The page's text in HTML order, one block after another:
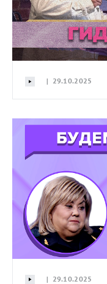
| 29.10.2025
| 29.10.2025